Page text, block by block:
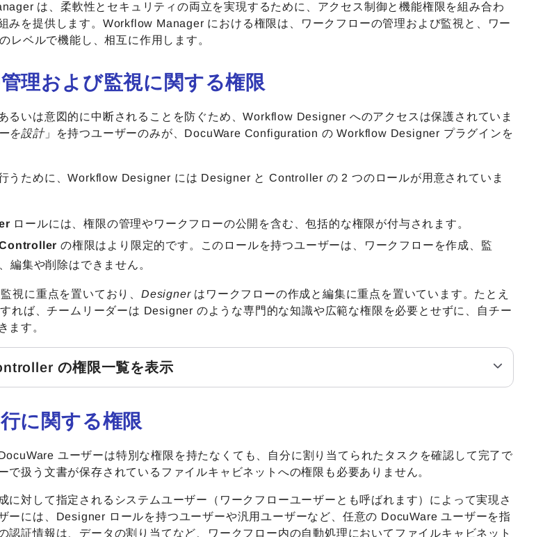
は、柔軟性とセキュリティの両立を実現するために、アクセス制御と機能権限を組み合わ
みを提供します。Workflow Manager における権限は、ワークフローの管理および監視と、ワー
レベルで機能し、相互に作用します。
理および監視に関する権限
るいは意図的に中断されることを防ぐため、Workflow Designer へのアクセスは保護されていま
を設計」を持つユーザーのみが、DocuWare Configuration の Workflow Designer プラグインを
うために、Workflow Designer には Designer と Controller の 2 つのロールが用意されていま
ロールには、権限の管理やワークフローの公開を含む、包括的な権限が付与されます。
の権限はより限定的です。このロールを持つユーザーは、ワークフローを作成、監
編集や削除はできません。
視に重点を置いており、Designerはワークフローの作成と編集に重点を置いています。たとえ
れば、チームリーダーは Designer のような専門的な知識や広範な権限を必要とせずに、自チー
ます。
の権限一覧を表示
に関する権限
ユーザーは特別な権限を持たなくても、自分に割り当てられたタスクを確認して完了で
で扱う文書が保存されているファイルキャビネットへの権限も必要ありません。
に対して指定されるシステムユーザー（ワークフローユーザーとも呼ばれます）によって実現さ
ーには、Designer ロールを持つユーザーや汎用ユーザーなど、任意の DocuWare ユーザーを指
認証情報は、データの割り当てなど、ワークフロー内の自動処理においてファイルキャビネット